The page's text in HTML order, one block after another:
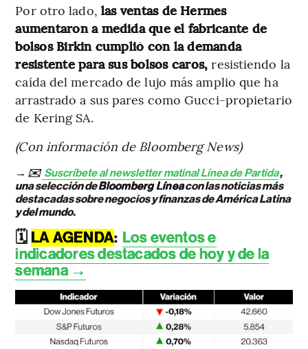
Por otro lado, las ventas de Hermes
aumentaron a medida que el fabricante de
bolsos Birkin cumplió con la demanda
resistente para sus bolsos caros, resistiendo la
caída del mercado de lujo más amplio que ha
arrastrado a sus pares como Gucci-propietario
de Kering SA.
(Con información de Bloomberg News)
→ ✉️ Suscríbete al newsletter matinal Línea de Partida,
una selección deBloomberg Líneacon las noticias más
destacadas sobre negocios y finanzas de América Latina
y del mundo.
🗓️ LA AGENDA: Los eventos e
indicadores destacados de hoy y de la
semana →